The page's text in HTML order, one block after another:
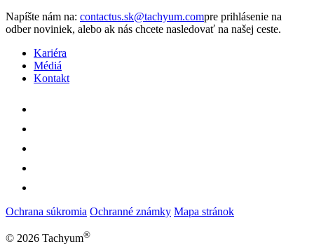
Napíšte nám na:
pre prihlásenie na
odber noviniek, alebo ak nás chcete nasledovať na našej ceste.
Kariéra
Médiá
Kontakt
Ochrana súkromia Ochranné známky Mapa stránok
© 2026 Tachyum®